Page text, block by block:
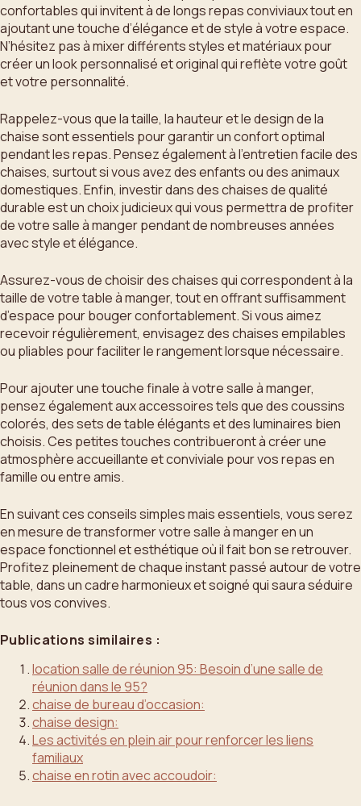
confortables qui invitent à de longs repas conviviaux tout en
ajoutant une touche d’élégance et de style à votre espace.
N’hésitez pas à mixer différents styles et matériaux pour
créer un look personnalisé et original qui reflète votre goût
et votre personnalité.
Rappelez-vous que la taille, la hauteur et le design de la
chaise sont essentiels pour garantir un confort optimal
pendant les repas. Pensez également à l’entretien facile des
chaises, surtout si vous avez des enfants ou des animaux
domestiques. Enfin, investir dans des chaises de qualité
durable est un choix judicieux qui vous permettra de profiter
de votre salle à manger pendant de nombreuses années
avec style et élégance.
Assurez-vous de choisir des chaises qui correspondent à la
taille de votre table à manger, tout en offrant suffisamment
d’espace pour bouger confortablement. Si vous aimez
recevoir régulièrement, envisagez des chaises empilables
ou pliables pour faciliter le rangement lorsque nécessaire.
Pour ajouter une touche finale à votre salle à manger,
pensez également aux accessoires tels que des coussins
colorés, des sets de table élégants et des luminaires bien
choisis. Ces petites touches contribueront à créer une
atmosphère accueillante et conviviale pour vos repas en
famille ou entre amis.
En suivant ces conseils simples mais essentiels, vous serez
en mesure de transformer votre salle à manger en un
espace fonctionnel et esthétique où il fait bon se retrouver.
Profitez pleinement de chaque instant passé autour de votre
table, dans un cadre harmonieux et soigné qui saura séduire
tous vos convives.
Publications similaires :
location salle de réunion 95: Besoin d’une salle de
réunion dans le 95?
chaise de bureau d’occasion:
chaise design:
Les activités en plein air pour renforcer les liens
familiaux
chaise en rotin avec accoudoir: